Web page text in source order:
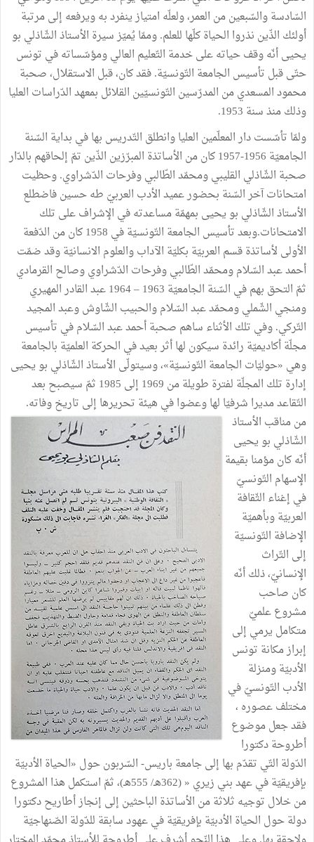
السّادسة والسّبعين من العمر، ولعلّه امتياز ينفرد به ويرفعه إلى مرتبة
أولئك الذّين نذروا الحياة كلّها للعلم. وممّا يُميّز سيرة الأستاذ الشّاذلي بو
يحيى أنّه وقف حياته على خدمة التّعليم العالي ومؤسّساته في تونس
حتّى قبل تأسيس الجامعة التّونسيّة. فقد كان، قبل الاستقلال، صحبة
محمود المسعدي من المدرّسين التّونسيّين القلائل بمعهد الدّراسات العليا
وذلك منذ سنة 1953.
ولمّا تأسّست دار المعلّمين العليا وانطلق التّدريس بها في بداية السّنة
الجامعيّة 1956-1957 كان من الأساتذة المبرّزين الذّين تمّ إلحاقهم بالدّار
صحبة الشّاذلي القليبي ومحمّد الطّالبي وفرحات الدّشراوي. وحظيت
امتحانات آخر السّنة بحضور عميد الأدب العربيّ طه حسين فاضطلع
الأستاذ الشّاذلي بو يحيى بمهمّة مساعدته في الإشراف على تلك
الامتحانات.وبعد تأسيس الجامعة التّونسيّة في 1958 كان من الدّفعة
الأولى لأساتذة قسم العربيّة بكليّة الآداب والعلوم الانسانيّة وقد ضمّت
أحمد عبد السّلام ومحمّد الطّالبي وفرحات الدّشراوي وصالح القرمادي
ثمّ التحق بهم في السّنة الجامعيّة 1963 – 1964 عبد القادر المهيري
ومنجي الشّملي ومحمّد عبد السّلام والحبيب الشّاوش وعبد المجيد
التّركي. وفي تلك الأثناء ساهم صحبة أحمد عبد السّلام في تأسيس
مجلّة أكاديميّة رائدة سيكون لها أثر بعيد في الحركة العلميّة بالجامعة
وهي «حوليّات الجامعة التّونسيّة»، وسيتولّى الأستاذ الشّاذلي بو يحيى
إدارة تلك المجلّة لفترة طويلة من 1969 إلى 1985 ثمّ سيصبح بعد
التّقاعد مديرا شرفيّا لها وعضوا في هيئة تحريرها إلى تاريخ وفاته.
من مناقب الأستاذ
الشّاذلي بو يحيى
أنّه كان مؤمنا بقيمة
الإسهام التّونسيّ
في إغناء الثّقافة
العربيّة وبأهميّة
الإضافة التّونسيّة
إلى التّراث
الإنسانيّ، ذلك أنّه
كان صاحب
مشروع علميّ
متكامل يرمي إلى
إبراز مكانة تونس
الأدبيّة ومنزلة
الأدب التّونسيّ في
مختلف عصوره ،
فقد جعل موضوع
أطروحة دكتورا
الدّولة التّي تقدّم بها إلى جامعة باريس- السّربون حول «الحياة الأدبيّة
بإفريقيّة في عهد بني زيري « (362هـ/ 555هـ)، ثمّ استكمل هذا المشروع
من خلال توجيه ثلاثة من الأساتذة الباحثين إلى إنجاز أطاريح دكتورا
دولة حول الحياة الأدبيّة بإفريقيّة في عهود سابقة للدّولة الصّنهاجيّة